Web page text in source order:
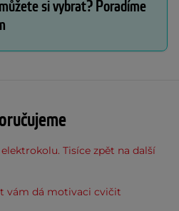
si vybrat? Poradíme
Tisíce zpět na další
vám dá motivaci cvičit